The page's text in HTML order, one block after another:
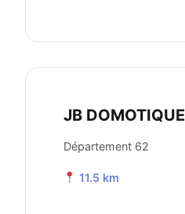
JB DOMOTIQUE
Département 62
11.5 km